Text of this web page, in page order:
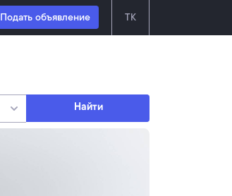
Подать объявление TK
Найти